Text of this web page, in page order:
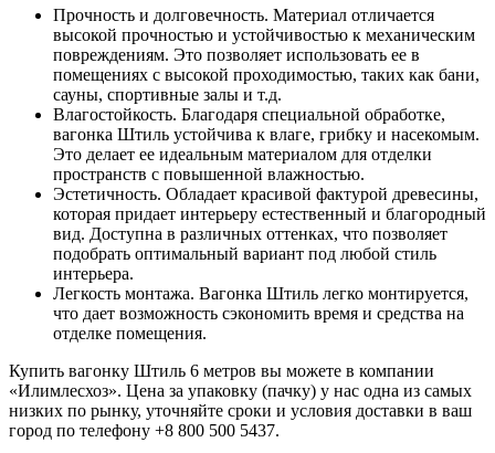
Прочность и долговечность. Материал отличается
высокой прочностью и устойчивостью к механическим
повреждениям. Это позволяет использовать ее в
помещениях с высокой проходимостью, таких как бани,
сауны, спортивные залы и т.д.
Влагостойкость. Благодаря специальной обработке,
вагонка Штиль устойчива к влаге, грибку и насекомым.
Это делает ее идеальным материалом для отделки
пространств с повышенной влажностью.
Эстетичность. Обладает красивой фактурой древесины,
которая придает интерьеру естественный и благородный
вид. Доступна в различных оттенках, что позволяет
подобрать оптимальный вариант под любой стиль
интерьера.
Легкость монтажа. Вагонка Штиль легко монтируется,
что дает возможность сэкономить время и средства на
отделке помещения.
Купить вагонку Штиль 6 метров вы можете в компании
«Илимлесхоз». Цена за упаковку (пачку) у нас одна из самых
низких по рынку, уточняйте сроки и условия доставки в ваш
город по телефону +8 800 500 5437.